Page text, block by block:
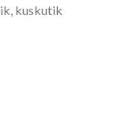
kuskutik